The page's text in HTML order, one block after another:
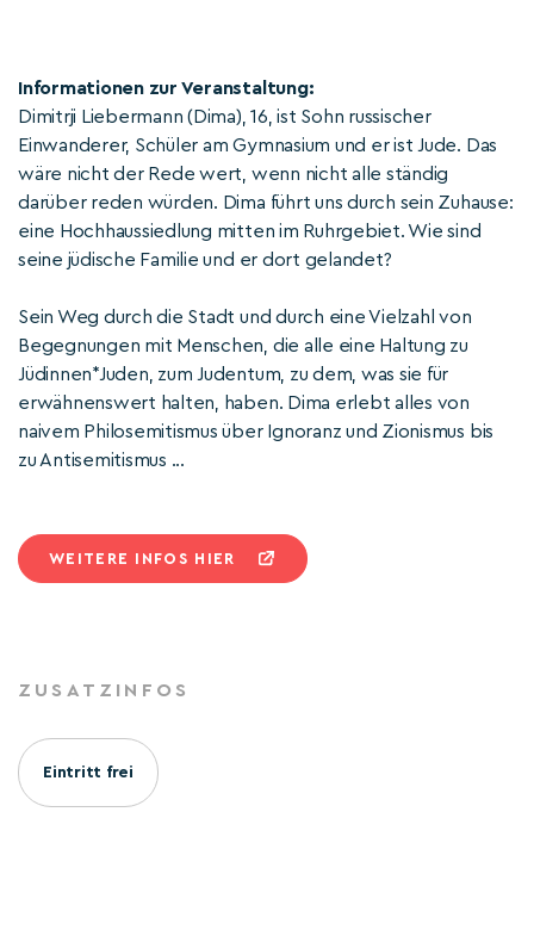
Informationen zur Veranstaltung:
Dimitrji Liebermann (Dima), 16, ist Sohn russischer
Einwanderer, Schüler am Gymnasium und er ist Jude. Das
wäre nicht der Rede wert, wenn nicht alle ständig
darüber reden würden. Dima führt uns durch sein Zuhause:
eine Hochhaussiedlung mitten im Ruhrgebiet. Wie sind
seine jüdische Familie und er dort gelandet?
Sein Weg durch die Stadt und durch eine Vielzahl von
Begegnungen mit Menschen, die alle eine Haltung zu
Jüdinnen*Juden, zum Judentum, zu dem, was sie für
erwähnenswert halten, haben. Dima erlebt alles von
naivem Philosemitismus über Ignoranz und Zionismus bis
zu Antisemitismus ...
WEITERE INFOS HIER
ZUSATZINFOS
Eintritt frei